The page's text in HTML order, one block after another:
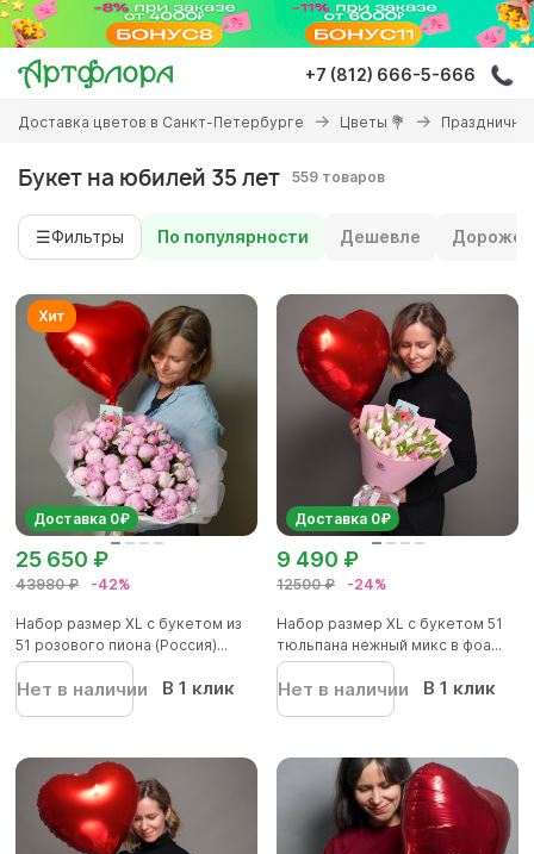
Перейти
основному
содержанию
+7 (812) 666-5-666
Вы
здесь
Доставка цветов в Санкт-Петербурге Цветы 💐
Букет на юбилей 35 лет 559 товаров
☰Фильтры По популярности Дешевле Дороже
Доставка 0₽
43980 ₽ -42%
25 650 ₽
Набор размер XL с букетом из
51 розового пиона (Россия)...
Нет в наличии В 1 клик
Доставка 0₽
12500 ₽ -24%
9 490 ₽
Набор размер XL с букетом 51
тюльпана нежный микс в фоа...
Нет в наличии В 1 клик